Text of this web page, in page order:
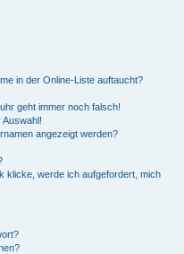
in der Online-Liste auftaucht?
geht immer noch falsch!
angezeigt werden?
klicke, werde ich aufgefordert, mich